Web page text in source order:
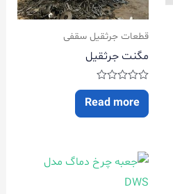
قطعات جرثقیل سقفی
مگنت جرثقیل
Rated
0
out
of
Read more